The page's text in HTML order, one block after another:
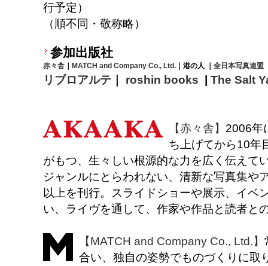
行予定）
（順不同・敬称略）
参加出版社
赤々舎 MATCH and Company Co., Ltd. 港の人 全日本写真連盟
リブロアルテ roshin books | The Salt
【赤々舎】 2006年
ち上げてから10年
がもつ、生々しい根源的な力を広く伝えて
ジャンルにとらわれない、清新な写真集や
以上を刊行。スライドショーや展示、イベ
い、ライヴを通して、作家や作品と読者と
【MATCH and Company Co., Ltd.】
合い、独自の姿勢でものづくりに取